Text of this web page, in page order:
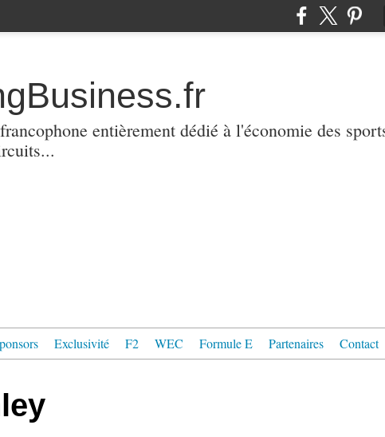
entièrement dédié à l'économie des
Exclusivité F2 WEC Formule E Partenaires Contact